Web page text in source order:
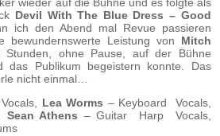
wieder auf die Bühne und es folgte als
Devil With The Blue Dress – Good
ich den Abend mal Revue passieren
bewundernswerte Leistung von Mitch
ohne Pause, auf der Bühne
das Publikum begeistern konnte. Das
nicht einmal…
Lea Worms – Keyboard Vocals,
Sean Athens – Guitar Harp Vocals,